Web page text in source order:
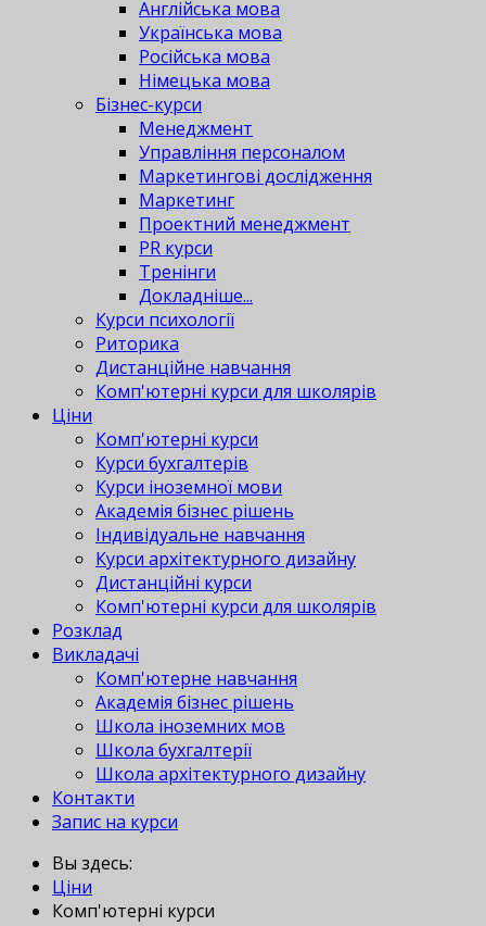
Англійська мова
Українська мова
Російська мова
Німецька мова
Бізнес-курси
Менеджмент
Управління персоналом
Маркетингові дослідження
Маркетинг
Проектний менеджмент
PR курси
Тренінги
Докладніше...
Курси психології
Риторика
Дистанційне навчання
Комп'ютерні курси для школярів
Ціни
Комп'ютерні курси
Курси бухгалтерів
Курси іноземної мови
Академія бізнес рішень
Індивідуальне навчання
Курси архітектурного дизайну
Дистанційні курси
Комп'ютерні курси для школярів
Розклад
Викладачі
Комп'ютерне навчання
Академія бізнес рішень
Школа іноземних мов
Школа бухгалтерії
Школа архітектурного дизайну
Контакти
Запис на курси
Вы здесь:
Ціни
Комп'ютерні курси